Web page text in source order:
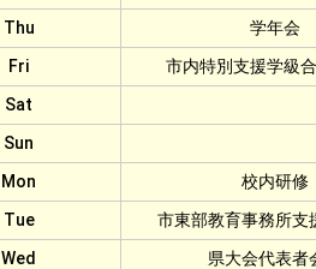
Thu
学年会
Fri
市内特別支援学級
Sat
Sun
Mon
校内研修
Tue
市東部教育事務所支
Wed
県大会代表者